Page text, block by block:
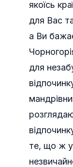
якоїсь
для Вас
а Ви
для
те, що ж у